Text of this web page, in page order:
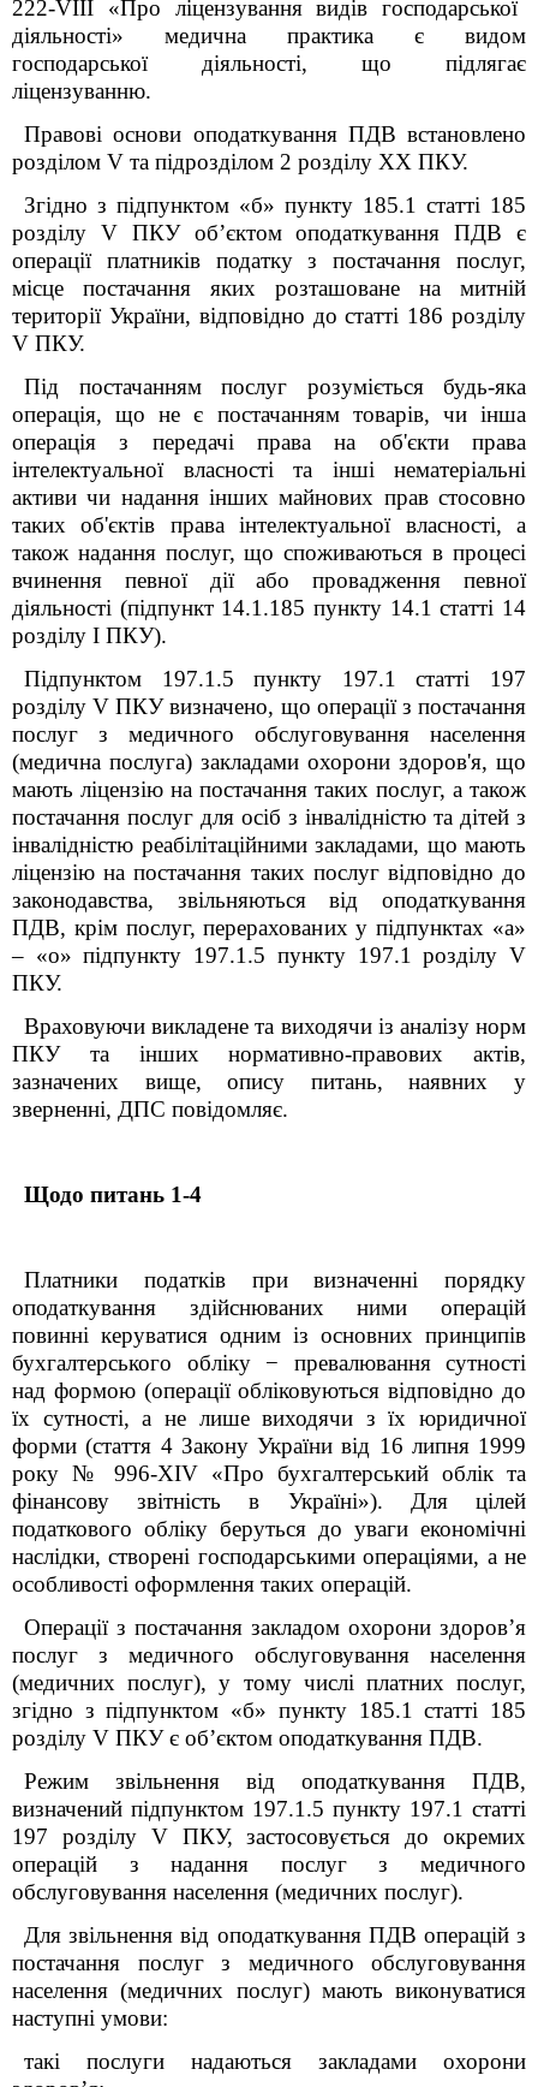
222-VIII «Про ліцензування видів господарської
діяльності» медична практика є видом
господарської діяльності, що підлягає
ліцензуванню.
Правові основи оподаткування ПДВ встановлено
розділом V та підрозділом 2 розділу XX ПКУ.
Згідно з підпунктом «б» пункту 185.1 статті 185
розділу V ПКУ об’єктом оподаткування ПДВ є
операції платників податку з постачання послуг,
місце постачання яких розташоване на митній
території України, відповідно до статті 186 розділу
V ПКУ.
Під постачанням послуг розуміється будь-яка
операція, що не є постачанням товарів, чи інша
операція з передачі права на об'єкти права
інтелектуальної власності та інші нематеріальні
активи чи надання інших майнових прав стосовно
таких об'єктів права інтелектуальної власності, а
також надання послуг, що споживаються в процесі
вчинення певної дії або провадження певної
діяльності (підпункт 14.1.185 пункту 14.1 статті 14
розділу I ПКУ).
Підпунктом 197.1.5 пункту 197.1 статті 197
розділу V ПКУ визначено, що операції з постачання
послуг з медичного обслуговування населення
(медична послуга) закладами охорони здоров'я, що
мають ліцензію на постачання таких послуг, а також
постачання послуг для осіб з інвалідністю та дітей з
інвалідністю реабілітаційними закладами, що мають
ліцензію на постачання таких послуг відповідно до
законодавства, звільняються від оподаткування
ПДВ, крім послуг, перерахованих у підпунктах «а»
– «о» підпункту 197.1.5 пункту 197.1 розділу V
ПКУ.
Враховуючи викладене та виходячи із аналізу норм
ПКУ та інших нормативно-правових актів,
зазначених вище, опису питань, наявних у
зверненні, ДПС повідомляє.
Щодо питань 1-4
Платники податків при визначенні порядку
оподаткування здійснюваних ними операцій
повинні керуватися одним із основних принципів
бухгалтерського обліку − превалювання сутності
над формою (операції обліковуються відповідно до
їх сутності, а не лише виходячи з їх юридичної
форми (стаття 4 Закону України від 16 липня 1999
року № 996-XIV «Про бухгалтерський облік та
фінансову звітність в Україні»). Для цілей
податкового обліку беруться до уваги економічні
наслідки, створені господарськими операціями, а не
особливості оформлення таких операцій.
Операції з постачання закладом охорони здоров’я
послуг з медичного обслуговування населення
(медичних послуг), у тому числі платних послуг,
згідно з підпунктом «б» пункту 185.1 статті 185
розділу V ПКУ є об’єктом оподаткування ПДВ.
Режим звільнення від оподаткування ПДВ,
визначений підпунктом 197.1.5 пункту 197.1 статті
197 розділу V ПКУ, застосовується до окремих
операцій з надання послуг з медичного
обслуговування населення (медичних послуг).
Для звільнення від оподаткування ПДВ операцій з
постачання послуг з медичного обслуговування
населення (медичних послуг) мають виконуватися
наступні умови:
такі послуги надаються закладами охорони